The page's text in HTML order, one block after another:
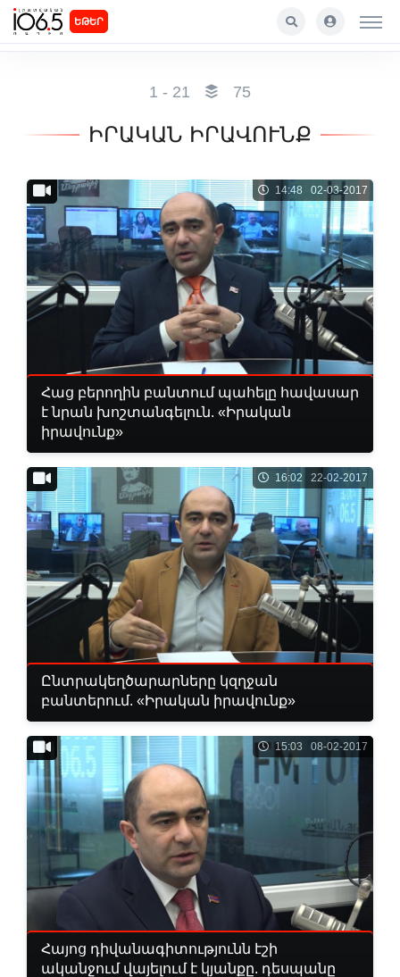
ԵԹԵՐ
1 - 21 75
ԻՐԱԿԱՆ ԻՐԱՎՈՒՆՔ
14:48 02-03-2017
Հաց բերողին բանտում պահելը հավասար
է նրան խոշտանգելուն. «Իրական
իրավունք»
16:02 22-02-2017
Ընտրակեղծարարները կզղջան
բանտերում. «Իրական իրավունք»
15:03 08-02-2017
Հայոց դիվանագիտությունն էշի
ականջում վայելում է կյանքը. դեսպանը